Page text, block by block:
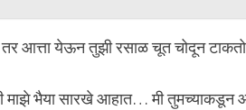
तर आत्ता येऊन तुझी रसाळ चूत चोदून
माझे भैया सारखे आहात… मी